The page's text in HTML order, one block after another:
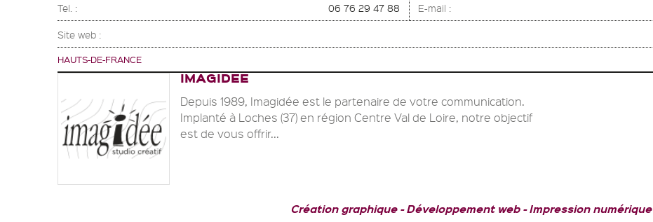
Tel. : 06 76 29 47 88 E-mail :
Site web :
HAUTS-DE-FRANCE
IMAGIDEE
Depuis 1989, Imagidée est le partenaire de votre communication.
Implanté à Loches (37) en région Centre Val de Loire, notre objectif
est de vous offrir...
Création graphique Développement web Impression numérique